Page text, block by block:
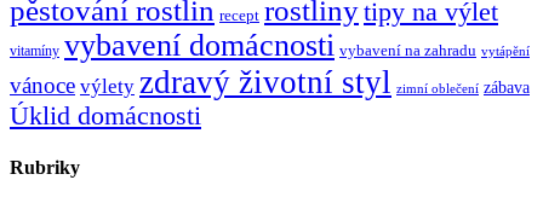
pěstování rostlin recept rostlinytipy na výlet
vitamíny vybavení domácnosti vybavení na zahradu vytápění
vánoce výlety zdravý životní styl zimní oblečení zábava
Úklid domácnosti
Rubriky